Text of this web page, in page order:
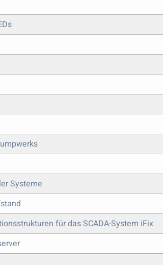
Systeme
für das SCADA-System iFix